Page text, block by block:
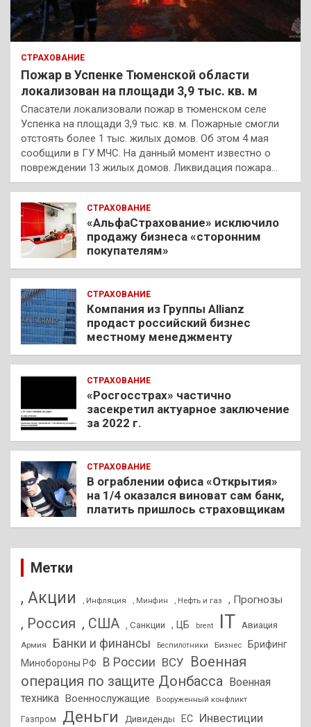
СТРАХОВАНИЕ
Пожар в Успенке Тюменской области
локализован на площади 3,9 тыс. кв. м
Спасатели локализовали пожар в тюменском селе
Успенка на площади 3,9 тыс. кв. м. Пожарные смогли
отстоять более 1 тыс. жилых домов. Об этом 4 мая
сообщили в ГУ МЧС. На данный момент известно о
повреждении 13 жилых домов. Ликвидация пожара…
СТРАХОВАНИЕ
«АльфаСтрахование» исключило
продажу бизнеса «сторонним
покупателям»
СТРАХОВАНИЕ
Компания из Группы Allianz
продаст российский бизнес
местному менеджменту
СТРАХОВАНИЕ
«Росгосстрах» частично
засекретил актуарное заключение
за 2022 г.
СТРАХОВАНИЕ
В ограблении офиса «Открытия»
на 1/4 оказался виноват сам банк,
платить пришлось страховщикам
Метки
, Акции , Инфляция , Минфин , Нефть и газ , Прогнозы
, Россия , США , Санкции , ЦБ brent IT Авиация
Армия Банки и финансы Беспилотники Бизнес
Брифинг
Минобороны РФ
В России ВСУ Военная
операция по защите Донбасса Военная
техника Военнослужащие Вооруженный конфликт
Газпром Деньги Дивиденды ЕС Инвестиции